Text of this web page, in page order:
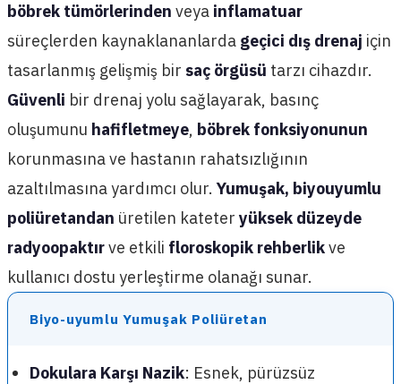
böbrek tümörlerinden veya inflamatuar
süreçlerden kaynaklananlarda geçici dış drenaj için
tasarlanmış gelişmiş bir saç örgüsü tarzı cihazdır.
Güvenli bir drenaj yolu sağlayarak, basınç
oluşumunu hafifletmeye, böbrek fonksiyonunun
korunmasına ve hastanın rahatsızlığının
azaltılmasına yardımcı olur. Yumuşak, biyouyumlu
poliüretandan üretilen kateter yüksek düzeyde
radyoopaktırve etkili floroskopik rehberlikve
kullanıcı dostu yerleştirme olanağı sunar.
Biyo-uyumlu Yumuşak Poliüretan
Dokulara Karşı Nazik: Esnek, pürüzsüz